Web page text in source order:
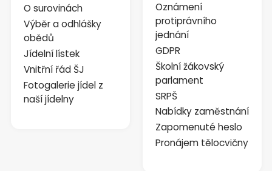
O surovinách
Výběr a odhlášky
obědů
Jídelní lístek
Vnitřní řád ŠJ
Fotogalerie jídel z
naší jídelny
Oznámení
protiprávního
jednání
GDPR
Školní žákovský
parlament
SRPŠ
Nabídky zaměstnání
Zapomenuté heslo
Pronájem tělocvičny